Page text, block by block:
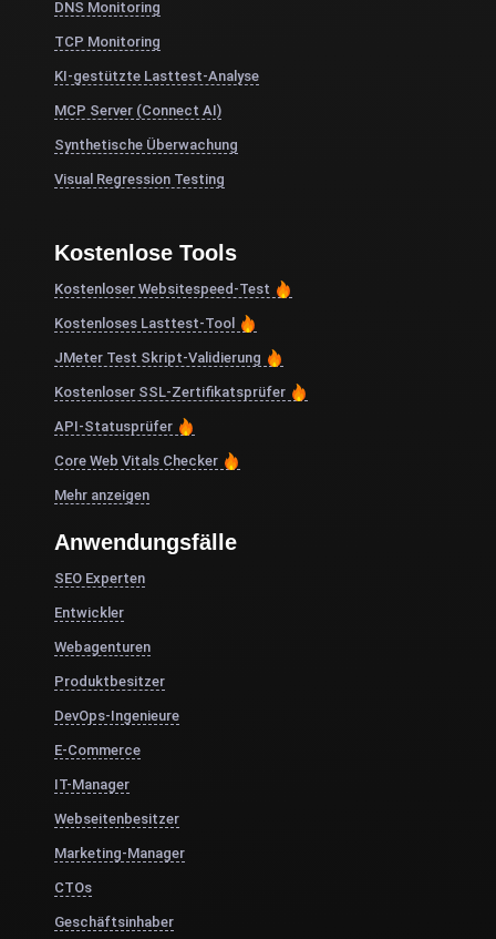
DNS Monitoring
TCP Monitoring
KI-gestützte Lasttest-Analyse
MCP Server (Connect AI)
Synthetische Überwachung
Visual Regression Testing
Kostenlose Tools
Kostenloser Websitespeed-Test
Kostenloses Lasttest-Tool
JMeter Test Skript-Validierung
Kostenloser SSL-Zertifikatsprüfer
API-Statusprüfer
Core Web Vitals Checker
Mehr anzeigen
Anwendungsfälle
SEO Experten
Entwickler
Webagenturen
Produktbesitzer
DevOps-Ingenieure
E-Commerce
IT-Manager
Webseitenbesitzer
Marketing-Manager
CTOs
Geschäftsinhaber